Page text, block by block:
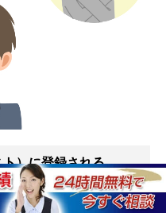
）に登録される
ての債務整理に共通しま